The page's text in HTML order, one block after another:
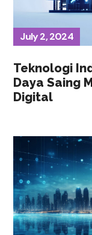
July 2, 2024
Teknologi
Daya Saing
Digital